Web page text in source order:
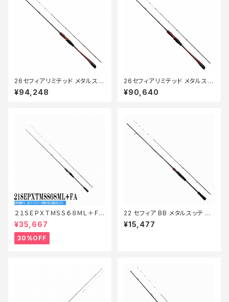
26セフィアリミテッド メタルスッ
テ R-B68MHS
¥94,248
26セフィアリミテッド メタルスッ
テ F-B63MHS
¥90,640
２１ＳＥＰＸＴＭＳＳ６８ＭＬ＋ＦＡ
【特価ロッド】【30】
¥35,667
30%OFF
22 セフィア BB メタルスッテ F-
S66ML-S
¥15,477